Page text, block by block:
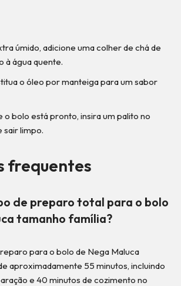
úmido, adicione uma colher de chá de
à água quente.
o óleo por manteiga para um sabor
o bolo está pronto, insira um palito no
sair limpo.
frequentes
de preparo total para o bolo
tamanho família?
para o bolo de Nega Maluca
aproximadamente 55 minutos, incluindo
e 40 minutos de cozimento no